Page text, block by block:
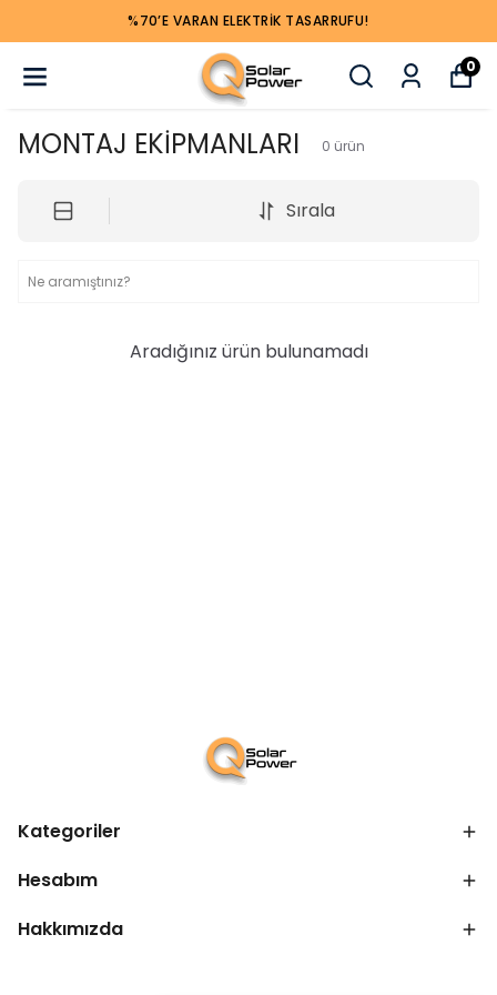
%70’E VARAN ELEKTRIK TASARRUFU!
0
MONTAJ EKİPMANLARI 0 ürün
Sırala
Aradığınız ürün bulunamadı
Kategoriler
Hesabım
Hakkımızda